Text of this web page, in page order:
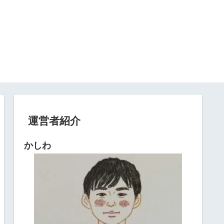
運営者紹介
かしわ